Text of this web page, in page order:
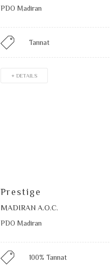
PDO Madiran
Tannat
+ DETAILS
Prestige
MADIRAN A.O.C.
PDO Madiran
100% Tannat